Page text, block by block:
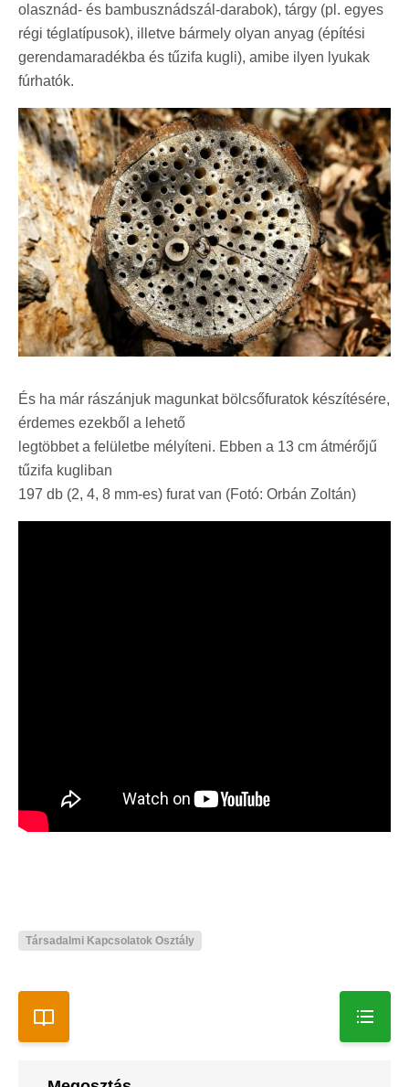
olasznád- és bambusznádszál-darabok), tárgy (pl. egyes
régi téglatípusok), illetve bármely olyan anyag (építési
gerendamaradékba és tűzifa kugli), amibe ilyen lyukak
fúrhatók.
És ha már rászánjuk magunkat bölcsőfuratok készítésére,
érdemes ezekből a lehető
legtöbbet a felületbe mélyíteni. Ebben a 13 cm átmérőjű
tűzifa kugliban
197 db (2, 4, 8 mm-es) furat van (Fotó: Orbán Zoltán)
Társadalmi Kapcsolatok Osztály